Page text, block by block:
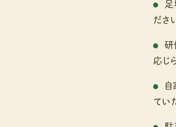
ださ
研
応じ
自
てい